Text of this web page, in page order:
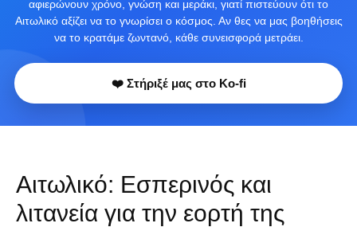
αφιερώνουν χρόνο, γνώση και μεράκι, γιατί πιστεύουν ότι το
Αιτωλικό αξίζει να το γνωρίσει ο κόσμος. Αν θες να μας βοηθήσεις
να το κρατάμε ζωντανό, κάθε συνεισφορά μετράει.
❤️ Στήριξέ μας στο Ko-fi
Αιτωλικό: Εσπερινός και
λιτανεία για την εορτή της